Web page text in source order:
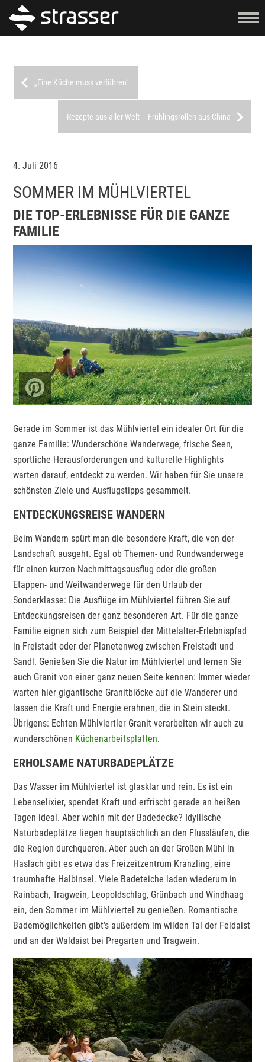
„Eine Küche muss verführen“
Rezepte aus aller Welt – Frühlingsrollen aus China
4. Juli 2016
SOMMER IM MÜHLVIERTEL
DIE TOP-ERLEBNISSE FÜR DIE GANZE
FAMILIE
Gerade im Sommer ist das Mühlviertel ein idealer Ort für die
ganze Familie: Wunderschöne Wanderwege, frische Seen,
sportliche Herausforderungen und kulturelle Highlights
warten darauf, entdeckt zu werden. Wir haben für Sie unsere
schönsten Ziele und Ausflugstipps gesammelt.
ENTDECKUNGSREISE WANDERN
Beim Wandern spürt man die besondere Kraft, die von der
Landschaft ausgeht. Egal ob Themen- und Rundwanderwege
für einen kurzen Nachmittagsausflug oder die großen
Etappen- und Weitwanderwege für den Urlaub der
Sonderklasse: Die Ausflüge im Mühlviertel führen Sie auf
Entdeckungsreisen der ganz besonderen Art. Für die ganze
Familie eignen sich zum Beispiel der Mittelalter-Erlebnispfad
in Freistadt oder der Planetenweg zwischen Freistadt und
Sandl. Genießen Sie die Natur im Mühlviertel und lernen Sie
auch Granit von einer ganz neuen Seite kennen: Immer wieder
warten hier gigantische Granitblöcke auf die Wanderer und
lassen die Kraft und Energie erahnen, die in Stein steckt.
Übrigens: Echten Mühlviertler Granit verarbeiten wir auch zu
wunderschönen Küchenarbeitsplatten.
ERHOLSAME NATURBADEPLÄTZE
Das Wasser im Mühlviertel ist glasklar und rein. Es ist ein
Lebenselixier, spendet Kraft und erfrischt gerade an heißen
Tagen ideal. Aber wohin mit der Badedecke? Idyllische
Naturbadeplätze liegen hauptsächlich an den Flussläufen, die
die Region durchqueren. Aber auch an der Großen Mühl in
Haslach gibt es etwa das Freizeitzentrum Kranzling, eine
traumhafte Halbinsel. Viele Badeteiche laden wiederum in
Rainbach, Tragwein, Leopoldschlag, Grünbach und Windhaag
ein, den Sommer im Mühlviertel zu genießen. Romantische
Bademöglichkeiten gibt’s außerdem im wilden Tal der Feldaist
und an der Waldaist bei Pregarten und Tragwein.